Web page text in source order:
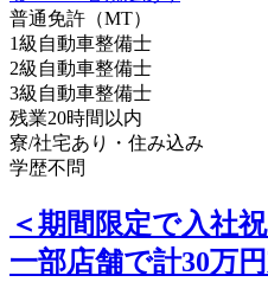
普通免許（MT）
1級自動車整備士
2級自動車整備士
3級自動車整備士
残業20時間以内
寮/社宅あり・住み込み
学歴不問
＜期間限定で入社
一部店舗で計30万